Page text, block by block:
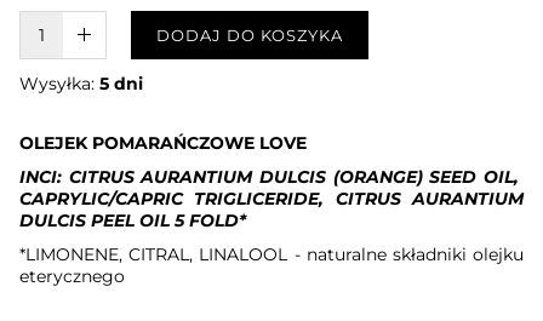
W KOSZYKU :)DODAJ DO KOSZYKA
Wysyłka:5 dni
OLEJEK POMARAŃCZOWE LOVE
INCI: CITRUS AURANTIUM DULCIS (ORANGE) SEED OIL,
CAPRYLIC/CAPRIC TRIGLICERIDE, CITRUS AURANTIUM
DULCIS PEEL OIL 5 FOLD*
*LIMONENE, CITRAL, LINALOOL - naturalne składniki olejku
eterycznego